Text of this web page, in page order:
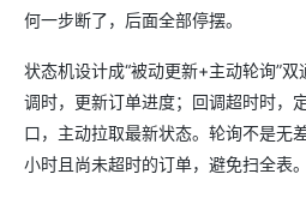
何一步断了，后面全部停摆。
状态机设计成“被动更新+主动轮询”
调时，更新订单进度；回调超时时，
口，主动拉取最新状态。轮询不是无
小时且尚未超时的订单，避免扫全表。